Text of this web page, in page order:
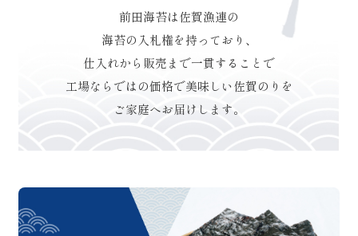
前田海苔は佐賀漁連の
海苔の入札権を持っており、
仕入れから販売まで一貫することで
工場ならではの価格で美味しい佐賀のりを
ご家庭へお届けします。